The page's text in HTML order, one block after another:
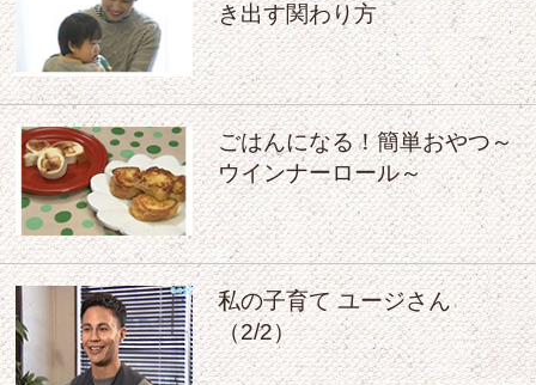
き出す関わり方
ごはんになる！簡単おやつ～
ウインナーロール～
私の子育て ユージさん
（2/2）